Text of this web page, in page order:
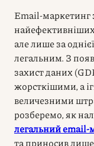
Email-маркетинг
найефективніших
але лише за
легальним. З
захист даних
жорсткішими, а
величезними
розберемо, як
легальний email-
та приносив